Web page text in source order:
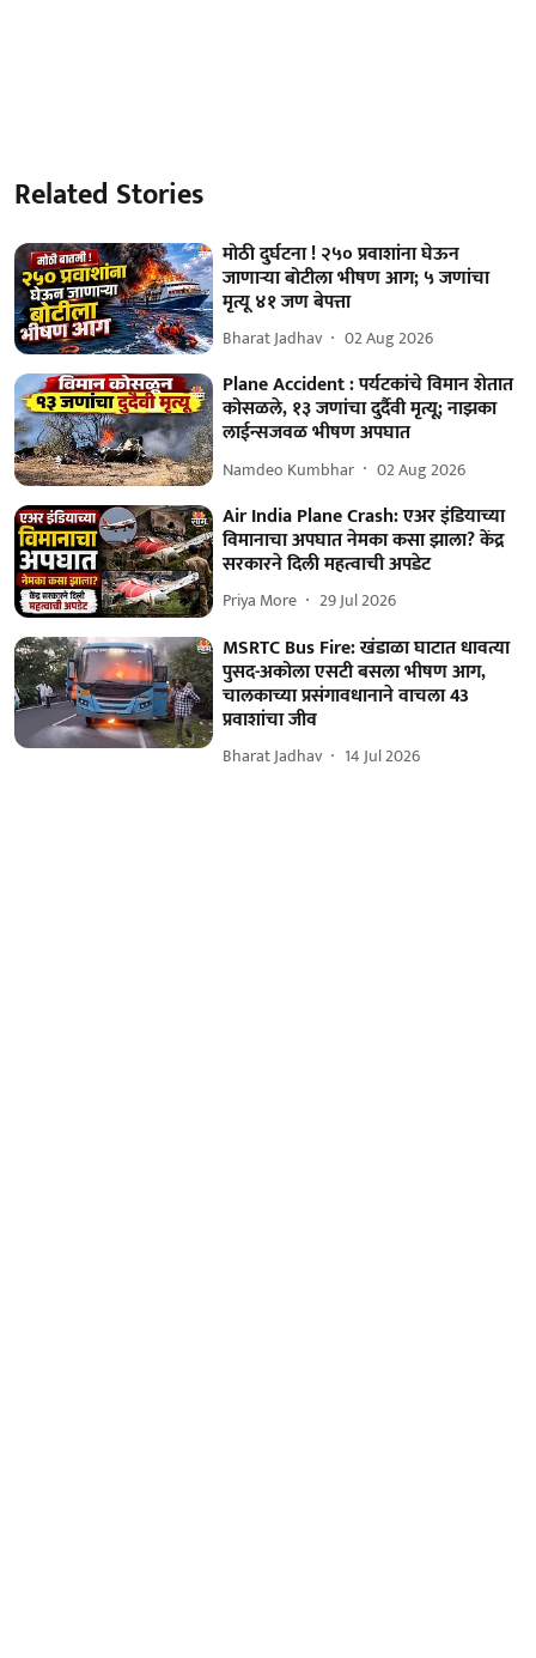
Related Stories
मोठी दुर्घटना ! २५० प्रवाशांना घेऊन
जाणाऱ्या बोटीला भीषण आग; ५ जणांचा
मृत्यू ४१ जण बेपत्ता
Bharat Jadhav 02 Aug 2026
Plane Accident : पर्यटकांचे विमान शेतात
कोसळले, १३ जणांचा दुर्दैवी मृत्यू; नाझका
लाईन्सजवळ भीषण अपघात
Namdeo Kumbhar 02 Aug 2026
Air India Plane Crash: एअर इंडियाच्या
विमानाचा अपघात नेमका कसा झाला? केंद्र
सरकारने दिली महत्वाची अपडेट
Priya More 29 Jul 2026
MSRTC Bus Fire: खंडाळा घाटात धावत्या
पुसद-अकोला एसटी बसला भीषण आग,
चालकाच्या प्रसंगावधानाने वाचला 43
प्रवाशांचा जीव
Bharat Jadhav 14 Jul 2026